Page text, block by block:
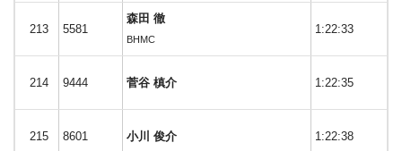
213 5581
森田 徹
BHMC
1:22:33
214 9444 菅谷 槙介 1:22:35
215 8601 小川 俊介 1:22:38